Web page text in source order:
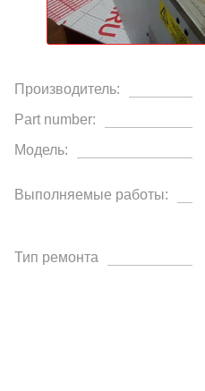
Производитель:
Part number:
Модель:
Выполняемые работы:
Тип ремонта